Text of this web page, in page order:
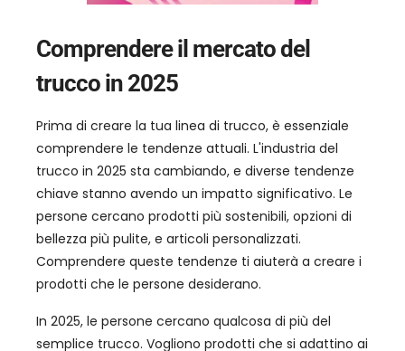
Comprendere il mercato del
trucco in 2025
Prima di creare la tua linea di trucco, è essenziale
comprendere le tendenze attuali. L'industria del
trucco in 2025 sta cambiando, e diverse tendenze
chiave stanno avendo un impatto significativo. Le
persone cercano prodotti più sostenibili, opzioni di
bellezza più pulite, e articoli personalizzati.
Comprendere queste tendenze ti aiuterà a creare i
prodotti che le persone desiderano.
In 2025, le persone cercano qualcosa di più del
semplice trucco. Vogliono prodotti che si adattino ai